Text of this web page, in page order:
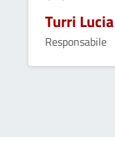
Turri Lucia
Responsabile